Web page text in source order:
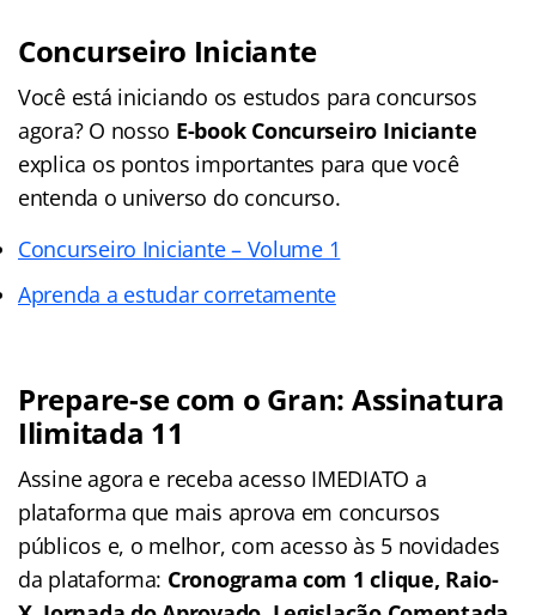
Concurseiro Iniciante
Você está iniciando os estudos para concursos
agora? O nosso E-book Concurseiro Iniciante
explica os pontos importantes para que você
entenda o universo do concurso.
Concurseiro Iniciante – Volume 1
Aprenda a estudar corretamente
Prepare-se com o Gran: Assinatura
Ilimitada 11
Assine agora e receba acesso IMEDIATO a
plataforma que mais aprova em concursos
públicos e, o melhor, com acesso às 5 novidades
da plataforma: Cronograma com 1 clique, Raio-